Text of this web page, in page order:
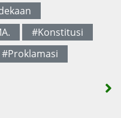
#Konstitusi
#Proklamasi